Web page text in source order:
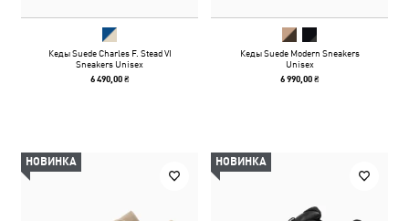
Кеды Suede Charles F. Stead VI
Sneakers Unisex
6 490,00 ₴
Кеды Suede Modern Sneakers
Unisex
6 990,00 ₴
НОВИНКА НОВИНКА